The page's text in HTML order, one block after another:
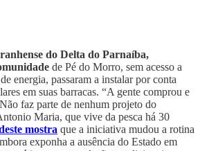
do Delta do Parnaíba,
de Pé do Morro, sem acesso a
energia, passaram a instalar por conta
em suas barracas. “A gente comprou e
faz parte de nenhum projeto do
Maria, que vive da pesca há 30
mostra que a iniciativa mudou a rotina
exponha a ausência do Estado em